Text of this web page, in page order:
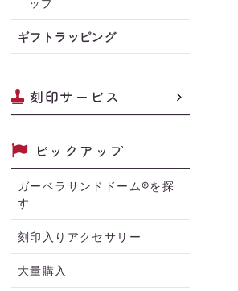
ップ
ギフトラッピング
刻印サービス
ピックアップ
ガーベラサンドドーム®を探
す
刻印入りアクセサリー
大量購入